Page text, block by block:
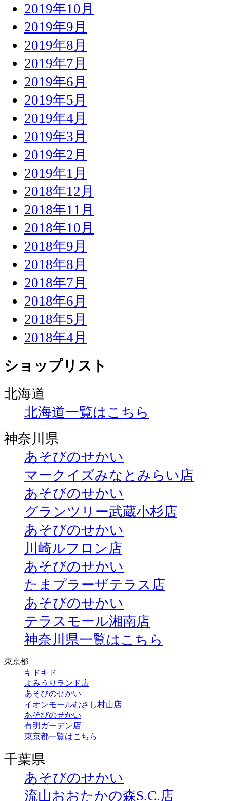
2019年10月
2019年9月
2019年8月
2019年7月
2019年6月
2019年5月
2019年4月
2019年3月
2019年2月
2019年1月
2018年12月
2018年11月
2018年10月
2018年9月
2018年8月
2018年7月
2018年6月
2018年5月
2018年4月
ショップリスト
北海道
北海道一覧はこちら
神奈川県
あそびのせかい
マークイズみなとみらい店
あそびのせかい
グランツリー武蔵小杉店
あそびのせかい
川崎ルフロン店
あそびのせかい
たまプラーザテラス店
あそびのせかい
テラスモール湘南店
神奈川県一覧はこちら
東京都
キドキド
よみうりランド店
あそびのせかい
イオンモールむさし村山店
あそびのせかい
有明ガーデン店
東京都一覧はこちら
千葉県
あそびのせかい
流山おおたかの森S.C.店